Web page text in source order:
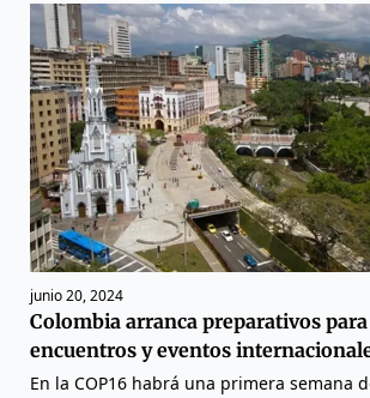
junio 20, 2024
Colombia arranca preparativos para
encuentros y eventos
En la COP16 habrá una primera semana